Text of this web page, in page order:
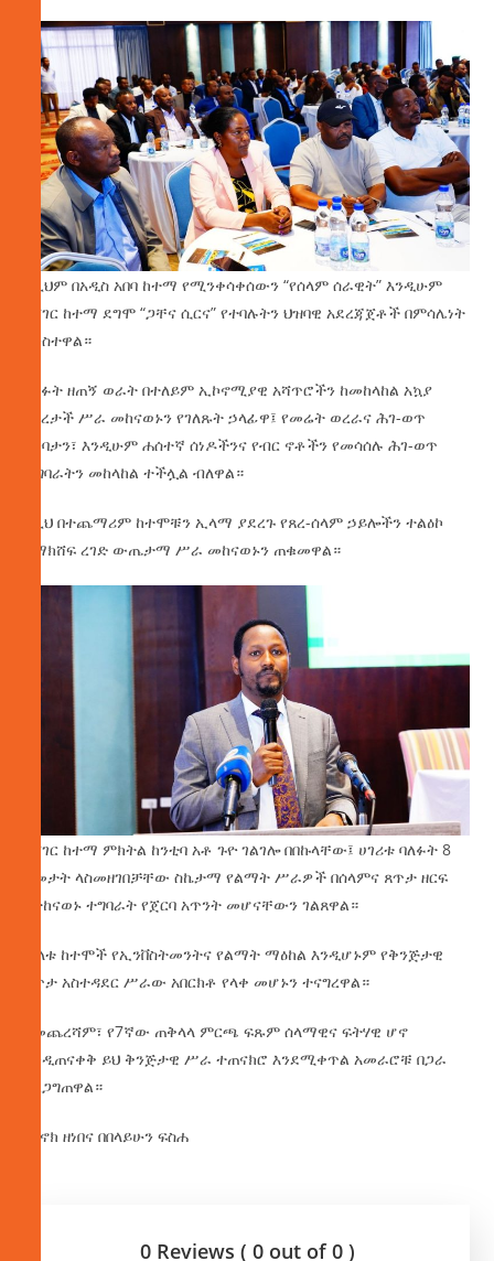
ለዚህም በአዲስ አበባ ከተማ የሚንቀሳቀሰውን “የሰላም ሰራዊት” እንዲሁም
በሸገር ከተማ ደግሞ “ጋቸና ሲርና” የተባሉትን ህዝባዊ አደረጃጀቶች በምሳሌነት
አንስተዋል።
ባለፉት ዘጠኝ ወራት በተለይም ኢኮኖሚያዊ አሻጥሮችን ከመከላከል አኳያ
አበረታች ሥራ መከናወኑን የገለጹት ኃላፊዋ፤ የመሬት ወረራና ሕገ-ወጥ
ግንባታን፣ እንዲሁም ሐሰተኛ ሰነዶችንና የብር ኖቶችን የመሳሰሉ ሕገ-ወጥ
ተግባራትን መከላከል ተችሏል ብለዋል።
ከዚህ በተጨማሪም ከተሞቹን ኢላማ ያደረጉ የጸረ-ሰላም ኃይሎችን ተልዕኮ
በማክሸፍ ረገድ ውጤታማ ሥራ መከናወኑን ጠቁመዋል።
የሸገር ከተማ ምክትል ከንቲባ አቶ ጉዮ ገልገሎ በበኩላቸው፤ ሀገሪቱ ባለፉት 8
ዓመታት ላስመዘገበቻቸው ስኬታማ የልማት ሥራዎች በሰላምና ጸጥታ ዘርፍ
የተከናወኑ ተግባራት የጀርባ አጥንት መሆናቸውን ገልጸዋል።
ሁለቱ ከተሞች የኢንቨስትመንትና የልማት ማዕከል እንዲሆኑም የቅንጅታዊ
ጸጥታ አስተዳደር ሥራው አበርክቶ የላቀ መሆኑን ተናግረዋል።
በመጨረሻም፣ የ7ኛው ጠቅላላ ምርጫ ፍጹም ሰላማዊና ፍትሃዊ ሆኖ
እንዲጠናቀቅ ይህ ቅንጅታዊ ሥራ ተጠናክሮ እንደሚቀጥል አመራሮቹ በጋራ
አረጋግጠዋል።
በሄኖክ ዘነበና በበላይሁን ፍስሐ
0 Reviews ( 0 out of 0 )